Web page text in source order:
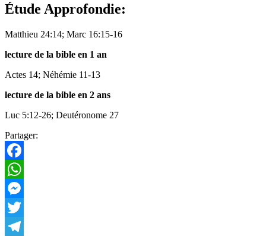
Étude Approfondie:
Matthieu 24:14; Marc 16:15-16
lecture de la bible en 1 an
Actes 14; Néhémie 11-13
lecture de la bible en 2 ans
Luc 5:12-26; Deutéronome 27
Partager:
Facebook
WhatsApp
Messenger
Twitter